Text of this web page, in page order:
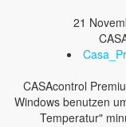
21
CASAcontrol
Windows benutzen
Temperatur"